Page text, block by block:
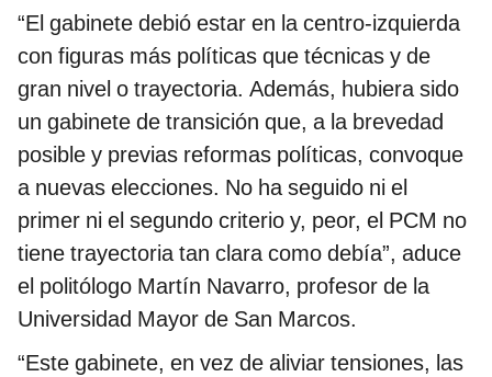
“El gabinete debió estar en la centro-izquierda
con figuras más políticas que técnicas y de
gran nivel o trayectoria. Además, hubiera sido
un gabinete de transición que, a la brevedad
posible y previas reformas políticas, convoque
a nuevas elecciones. No ha seguido ni el
primer ni el segundo criterio y, peor, el PCM no
tiene trayectoria tan clara como debía”, aduce
el politólogo Martín Navarro, profesor de la
Universidad Mayor de San Marcos.
“Este gabinete, en vez de aliviar tensiones, las